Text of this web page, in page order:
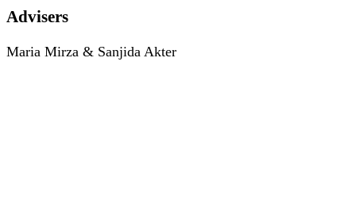
Advisers
Maria Mirza & Sanjida Akter